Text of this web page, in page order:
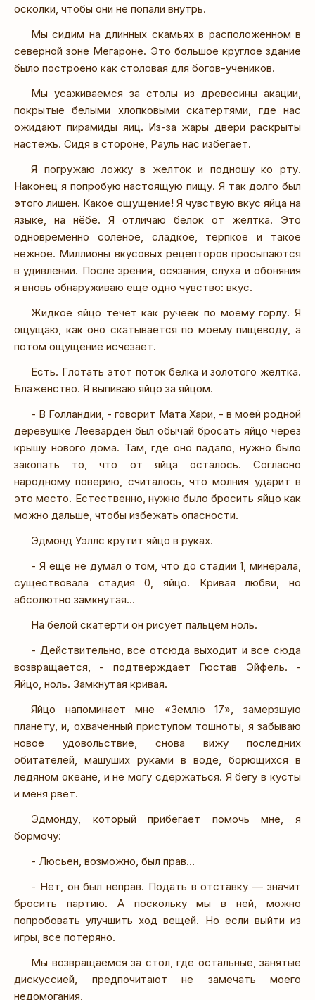
осколки, чтобы они не попали внутрь.
Мы сидим на длинных скамьях в расположенном в
северной зоне Мегароне. Это большое круглое здание
было построено как столовая для богов-учеников.
Мы усаживаемся за столы из древесины акации,
покрытые белыми хлопковыми скатертями, где нас
ожидают пирамиды яиц. Из-за жары двери раскрыты
настежь. Сидя в стороне, Рауль нас избегает.
Я погружаю ложку в желток и подношу ко рту.
Наконец я попробую настоящую пищу. Я так долго был
этого лишен. Какое ощущение! Я чувствую вкус яйца на
языке, на нёбе. Я отличаю белок от желтка. Это
одновременно соленое, сладкое, терпкое и такое
нежное. Миллионы вкусовых рецепторов просыпаются
в удивлении. После зрения, осязания, слуха и обоняния
я вновь обнаруживаю еще одно чувство: вкус.
Жидкое яйцо течет как ручеек по моему горлу. Я
ощущаю, как оно скатывается по моему пищеводу, а
потом ощущение исчезает.
Есть. Глотать этот поток белка и золотого желтка.
Блаженство. Я выпиваю яйцо за яйцом.
- В Голландии, - говорит Мата Хари, - в моей родной
деревушке Лееварден был обычай бросать яйцо через
крышу нового дома. Там, где оно падало, нужно было
закопать то, что от яйца осталось. Согласно
народному поверию, считалось, что молния ударит в
это место. Естественно, нужно было бросить яйцо как
можно дальше, чтобы избежать опасности.
Эдмонд Уэллс крутит яйцо в руках.
- Я еще не думал о том, что до стадии 1, минерала,
существовала стадия 0, яйцо. Кривая любви, но
абсолютно замкнутая…
На белой скатерти он рисует пальцем ноль.
- Действительно, все отсюда выходит и все сюда
возвращается, - подтверждает Гюстав Эйфель. -
Яйцо, ноль. Замкнутая кривая.
Яйцо напоминает мне «Землю 17», замерзшую
планету, и, охваченный приступом тошноты, я забываю
новое удовольствие, снова вижу последних
обитателей, машуших руками в воде, борющихся в
ледяном океане, и не могу сдержаться. Я бегу в кусты
и меня рвет.
Эдмонду, который прибегает помочь мне, я
бормочу:
- Люсьен, возможно, был прав…
- Нет, он был неправ. Подать в отставку — значит
бросить партию. А поскольку мы в ней, можно
попробовать улучшить ход вещей. Но если выйти из
игры, все потеряно.
Мы возвращаемся за стол, где остальные, занятые
дискуссией, предпочитают не замечать моего
недомогания.